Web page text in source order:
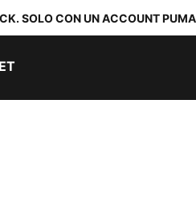
SOLO CON UN ACCOUNT